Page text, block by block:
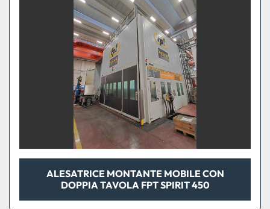
ALESATRICE MONTANTE MOBILE CON
DOPPIA TAVOLA FPT SPIRIT 450